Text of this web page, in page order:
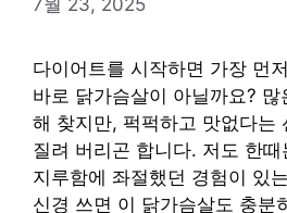
다이어트를 시작하면 가장 먼
바로 닭가슴살이 아닐까요?
해 찾지만, 퍽퍽하고 맛없다는
질려 버리곤 합니다. 저도 한
지루함에 좌절했던 경험이 있
신경 쓰면 이 닭가슴살도 충분